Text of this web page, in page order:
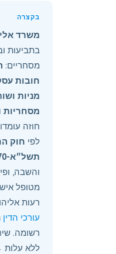
בקצרה
משרד
בתביעות
מסחריים:
חובות
מניות
מסחריות
חוזה
לפי חוק
תשל״א-1970
והשבה,
מטופל
רעות
עורכי הדין
רשומה.
ללא עלות